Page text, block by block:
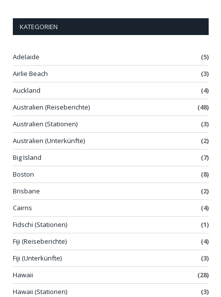
KATEGORIEN
Adelaide
(5)
Airlie Beach
(3)
Auckland
(4)
Australien (Reiseberichte)
(48)
Australien (Stationen)
(3)
Australien (Unterkünfte)
(2)
Big Island
(7)
Boston
(8)
Brisbane
(2)
Cairns
(4)
Fidschi (Stationen)
(1)
Fiji (Reiseberichte)
(4)
Fiji (Unterkünfte)
(3)
Hawaii
(28)
Hawaii (Stationen)
(3)